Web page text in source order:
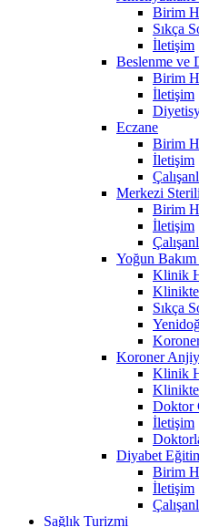
Birim
Sıkça
İletişim
Beslenme ve
Birim
İletişim
Eczane
Birim
İletişim
Merkezi
Birim
İletişim
Yoğun
Klinik
Sıkça
Koroner
Klinik
Doktor
İletişim
Diyabet
Birim
İletişim
Sağlık Turizmi